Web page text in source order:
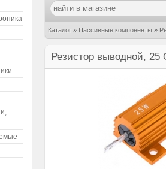
Каталог » Пассивные компоненты »
Резистор выводной,